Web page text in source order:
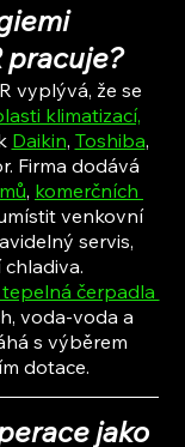
pracuje?
vyplývá, že se
klimatizací,
Daikin, Toshiba,
Firma dodává
, komerčních
venkovní
servis,
tepelná čerpadla
voda-voda a
s výběrem
dotace.
jako